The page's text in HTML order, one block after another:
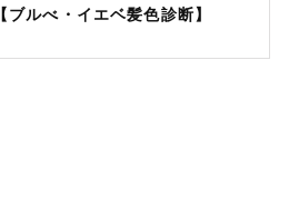
【ブルべ・イエベ髪色診断】